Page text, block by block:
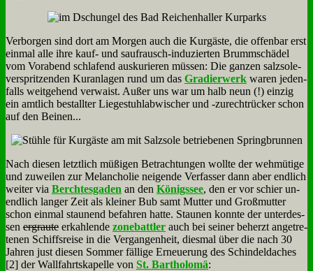
Ver­bor­gen sind dort am Mor­gen auch die Kur­gä­ste, die of­fen­bar erst
ein­mal al­le ih­re kauf- und sau­f­rausch-in­du­zier­ten Brumm­schä­del
vom Vor­abend schla­fend aus­ku­rie­ren müs­sen: Die gan­zen salz­so­le­
ver­sprit­zen­den Kur­an­la­gen rund um das Gra­dier­werk wa­ren je­den­
falls weit­ge­hend ver­waist. Au­ßer uns war um halb neun (!) ein­zig
ein amt­lich be­stall­ter Lie­ge­stuhl­ab­wi­scher und ‑zu­recht­rücker schon
auf den Bei­nen...
Nach die­sen letzt­lich mü­ßi­gen Be­trach­tun­gen woll­te der weh­mü­ti­ge
und zu­wei­len zur Me­lan­cho­lie nei­gen­de Ver­fas­ser dann aber end­lich
wei­ter via Berch­tes­ga­den an den Kö­nigs­see, den er vor schier un­
end­lich lan­ger Zeit als klei­ner Bub samt Mut­ter und Groß­mutter
schon ein­mal stau­nend be­fah­ren hat­te. Stau­nen konn­te der un­ter­des­
sen er­grau­te er­kah­len­de zone­batt­ler auch bei sei­ner be­herzt an­ge­tre­
te­nen Schiffs­rei­se in die Ver­gan­gen­heit, dies­mal über die nach 30
Jah­ren just die­sen Som­mer fäl­li­ge Er­neue­rung des Schin­del­da­ches
[2] der Wall­fahrts­ka­pel­le von St. Bar­tho­lo­mä: